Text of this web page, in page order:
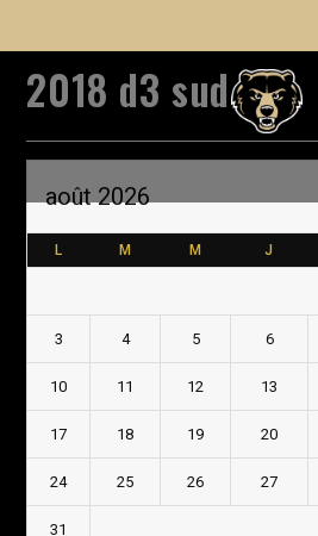
2018 d3 sud a
août 2026
L M M J
3 4 5 6
10 11 12 13
17 18 19 20
24 25 26 27
31